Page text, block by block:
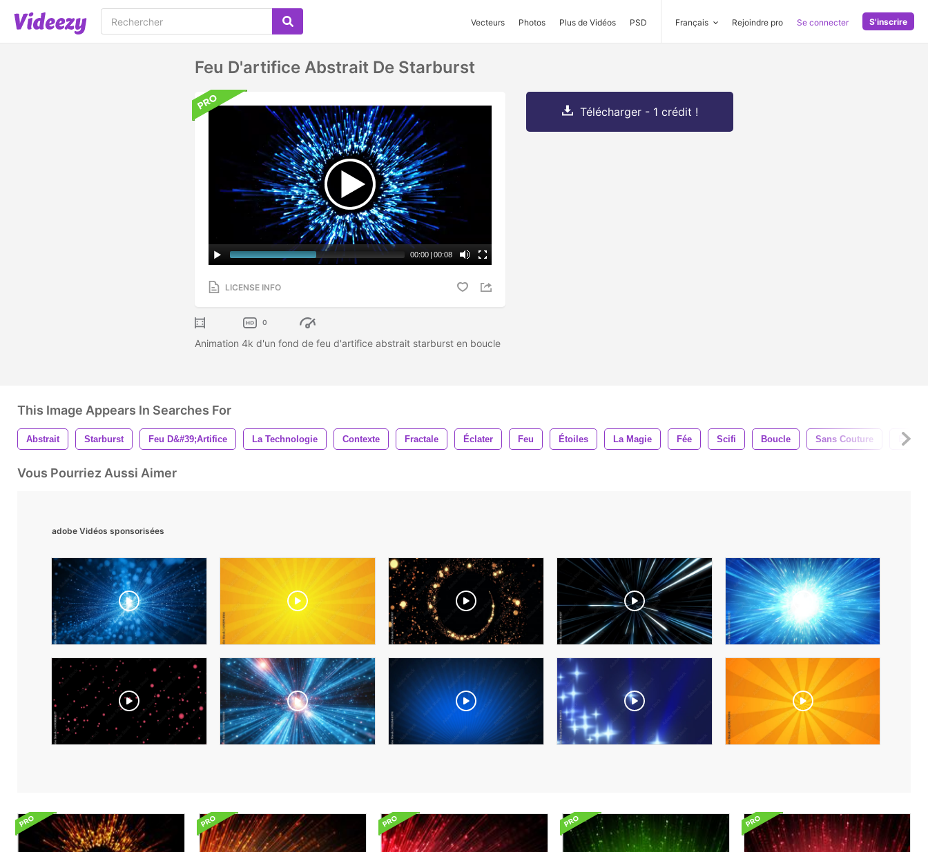
Vecteurs Photos Plus de Vidéos PSD Français Rejoindre pro Se connecter S'inscrire
Feu D'artifice Abstrait De Starburst
00:00 | 00:08
LICENSE INFO
0
Animation 4k d'un fond de feu d'artifice abstrait starburst en boucle
Télécharger - 1 crédit !
This Image Appears In Searches For
Abstrait Starburst Feu D&#39;artifice La Technologie Contexte Fractale Éclater Feu Étoiles La Magie Fée Scifi Boucle Sans Couture
Vous Pourriez Aussi Aimer
adobe Vidéos sponsorisées